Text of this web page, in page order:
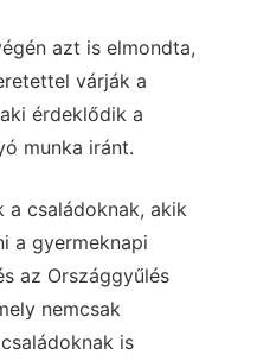
azt is elmondta,
várják a
érdeklődik a
munka iránt.
a családoknak, akik
a gyermeknapi
az Országgyűlés
nemcsak
is